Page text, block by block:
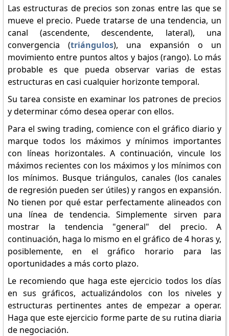
Las estructuras de precios son zonas entre las que se
mueve el precio. Puede tratarse de una tendencia, un
canal (ascendente, descendente, lateral), una
convergencia (triángulos), una expansión o un
movimiento entre puntos altos y bajos (rango). Lo más
probable es que pueda observar varias de estas
estructuras en casi cualquier horizonte temporal.
Su tarea consiste en examinar los patrones de precios
y determinar cómo desea operar con ellos.
Para el swing trading, comience con el gráfico diario y
marque todos los máximos y mínimos importantes
con líneas horizontales. A continuación, vincule los
máximos recientes con los máximos y los mínimos con
los mínimos. Busque triángulos, canales (los canales
de regresión pueden ser útiles) y rangos en expansión.
No tienen por qué estar perfectamente alineados con
una línea de tendencia. Simplemente sirven para
mostrar la tendencia "general" del precio. A
continuación, haga lo mismo en el gráfico de 4 horas y,
posiblemente, en el gráfico horario para las
oportunidades a más corto plazo.
Le recomiendo que haga este ejercicio todos los días
en sus gráficos, actualizándolos con los niveles y
estructuras pertinentes antes de empezar a operar.
Haga que este ejercicio forme parte de su rutina diaria
de negociación.